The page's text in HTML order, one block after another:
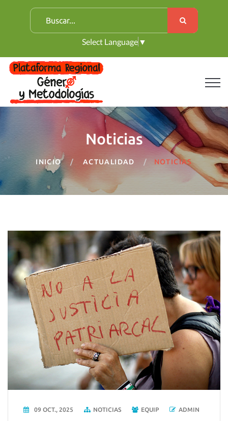
B
u
c
a
r
:
Select Language ▼
Noticias
INICIO ACTUALIDAD NOTICIAS
09 OCT., 2025 NOTICIAS EQUIP ADMIN